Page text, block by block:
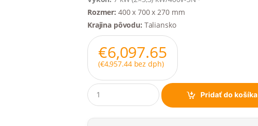
Rozmer: 400 x 700 x 270 mm
Krajina pôvodu: Taliansko
€6,097.65
(€4,957.44bez dph)
Q
u
Pridať do košíka